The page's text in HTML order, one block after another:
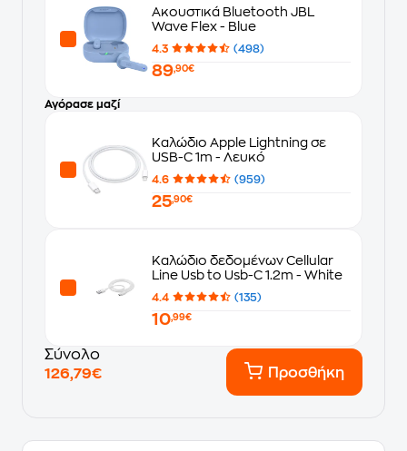
Ακουστικά Bluetooth JBL
Wave Flex - Blue
4.3 (498)
89,90€
Αγόρασε μαζί
Καλώδιο Apple Lightning σε
USB-C 1m - Λευκό
4.6 (959)
25,90€
Καλώδιο δεδομένων Cellular
Line Usb to Usb-C 1.2m - White
4.4 (135)
10,99€
Σύνολο
126,79€
Προσθήκη